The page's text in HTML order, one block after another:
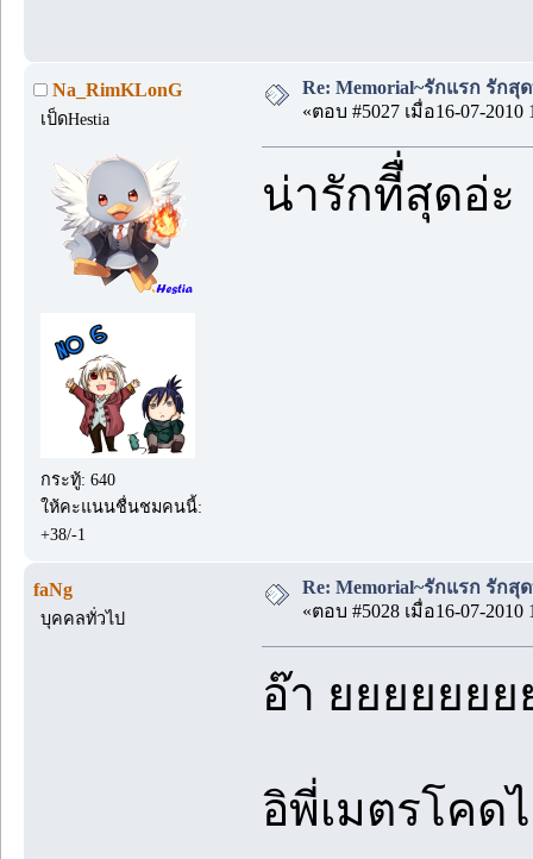
Na_RimKLonG
เป็ดHestia
กระทู้: 640
ให้คะแนนชื่นชมคนนี้:
+38/-1
Re: Memorial~รักแรก รักสุ
«ตอบ #5027 เมื่อ16-07-2010
น่ารักทีื่สุดอ่ะ
faNg
บุคคลทั่วไป
Re: Memorial~รักแรก รักสุ
«ตอบ #5028 เมื่อ16-07-2010
อ๊า ยยยยยย
อิพี่เมตรโคด